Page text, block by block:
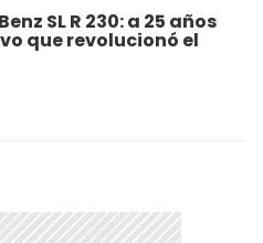
SL R 230: a 25 años
que revolucionó el